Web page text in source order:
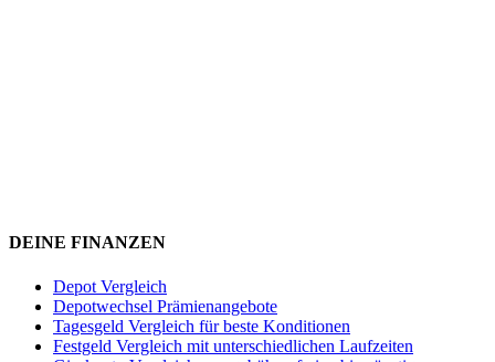
DEINE FINANZEN
Depot Vergleich
Depotwechsel Prämienangebote
Tagesgeld Vergleich für beste Konditionen
Festgeld Vergleich mit unterschiedlichen Laufzeiten